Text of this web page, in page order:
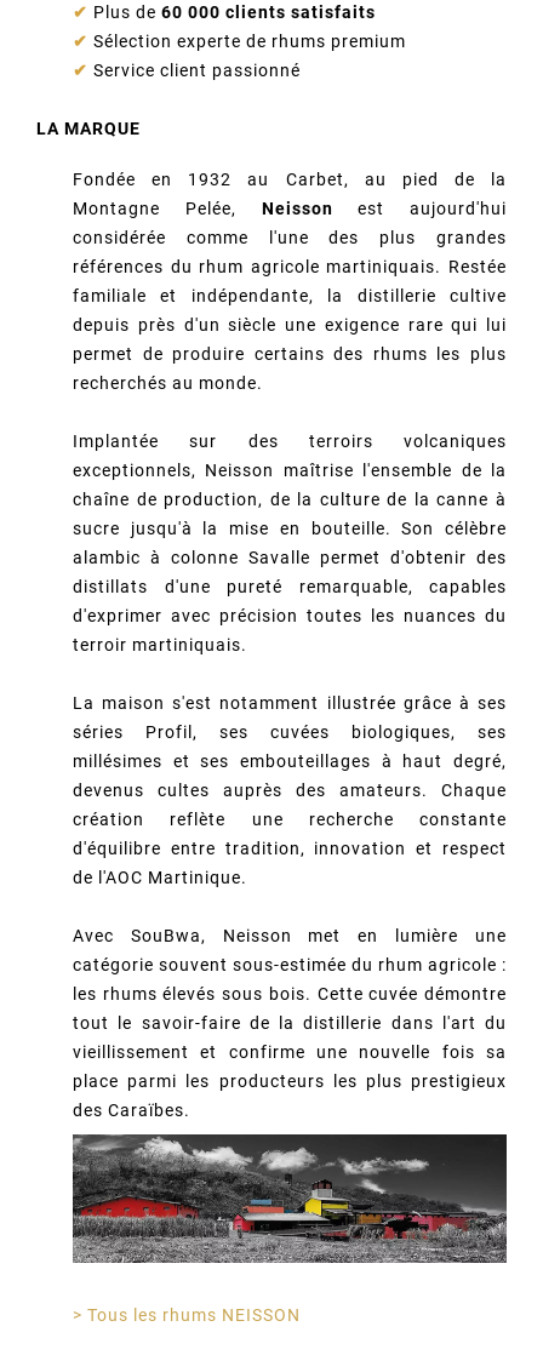
✔ Plus de 60 000 clients satisfaits
✔ Sélection experte de rhums premium
✔ Service client passionné
LA MARQUE
Fondée en 1932 au Carbet, au pied de la
Montagne Pelée, Neisson est aujourd'hui
considérée comme l'une des plus grandes
références du rhum agricole martiniquais. Restée
familiale et indépendante, la distillerie cultive
depuis près d'un siècle une exigence rare qui lui
permet de produire certains des rhums les plus
recherchés au monde.
Implantée sur des terroirs volcaniques
exceptionnels, Neisson maîtrise l'ensemble de la
chaîne de production, de la culture de la canne à
sucre jusqu'à la mise en bouteille. Son célèbre
alambic à colonne Savalle permet d'obtenir des
distillats d'une pureté remarquable, capables
d'exprimer avec précision toutes les nuances du
terroir martiniquais.
La maison s'est notamment illustrée grâce à ses
séries Profil, ses cuvées biologiques, ses
millésimes et ses embouteillages à haut degré,
devenus cultes auprès des amateurs. Chaque
création reflète une recherche constante
d'équilibre entre tradition, innovation et respect
de l'AOC Martinique.
Avec SouBwa, Neisson met en lumière une
catégorie souvent sous-estimée du rhum agricole :
les rhums élevés sous bois. Cette cuvée démontre
tout le savoir-faire de la distillerie dans l'art du
vieillissement et confirme une nouvelle fois sa
place parmi les producteurs les plus prestigieux
des Caraïbes.
> Tous les rhums NEISSON